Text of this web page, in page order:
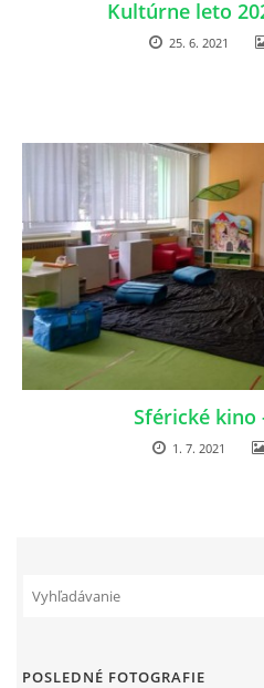
Kultúrne leto
25. 6. 2021
Sférické kino
1. 7. 2021
POSLEDNÉ FOTOGRAFIE